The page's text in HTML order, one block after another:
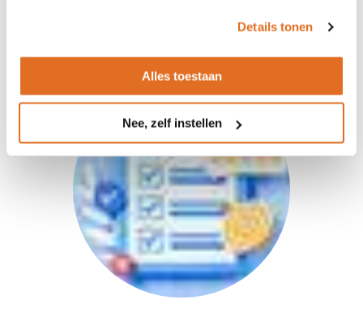
Details tonen
Alles toestaan
Nee, zelf instellen